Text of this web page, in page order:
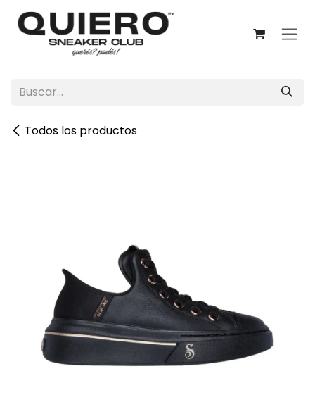
Ir al contenido
Todos los productos